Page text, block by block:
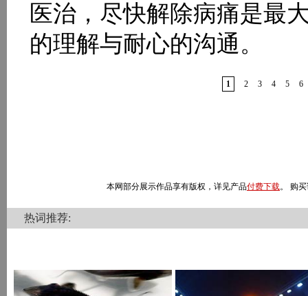
医治，尽快解除病痛是最
的理解与耐心的沟通。
1 2 3 4 5 6
本网部分展示作品享有版权，详见产品付费下载。 购